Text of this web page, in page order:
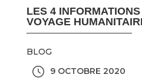
LES 4
VOYAGE
BLOG
9 OCTOBRE 2020